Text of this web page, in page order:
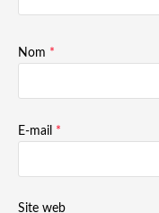
Nom *
E-mail *
Site web